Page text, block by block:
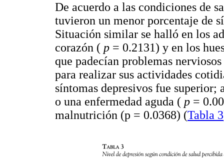
De acuerdo a las condiciones de
tuvieron un menor porcentaje de
Situación similar se halló en los
corazón ( p = 0.2131) y en los
que padecían problemas
para realizar sus actividades
síntomas depresivos fue superior;
o una enfermedad aguda ( p =
malnutrición (p = 0.0368) (Tabla 3